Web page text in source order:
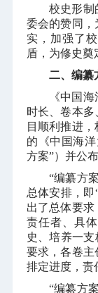
校史形制
委会的赞同，
实，加强了
盾，为修史奠
二、编纂
《中国
时长、卷本
目顺利推进
的《中国海
方案”）并公布
“编纂方
总体安排，即
出了总体要
责任者、具
史、培养一
要求，各卷主
排定进度，责
“编纂方